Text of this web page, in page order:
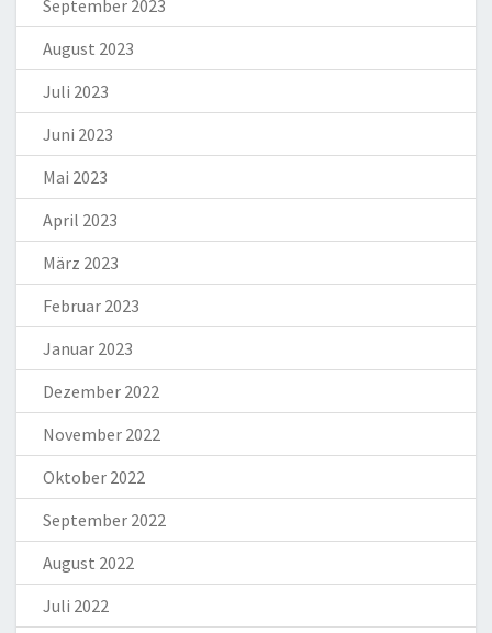
September 2023
August 2023
Juli 2023
Juni 2023
Mai 2023
April 2023
März 2023
Februar 2023
Januar 2023
Dezember 2022
November 2022
Oktober 2022
September 2022
August 2022
Juli 2022